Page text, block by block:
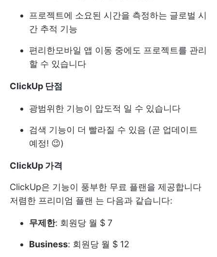
프로젝트에 소요된 시간을 측정하는 글로벌 시
간 추적 기능
편리한모바일 앱 이동 중에도 프로젝트를 관리
할 수 있습니다
ClickUp 단점
광범위한 기능이 압도적 일 수 있습니다
검색 기능이 더 빨라질 수 있음 (곧 업데이트
예정! 😉)
ClickUp 가격
ClickUp은 기능이 풍부한 무료 플랜을 제공합니다
저렴한 프리미엄 플랜 는 다음과 같습니다:
무제한: 회원당 월 $ 7
Business: 회원당 월 $ 12